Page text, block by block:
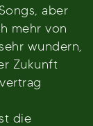
aber
mehr von
wundern,
Zukunft
die